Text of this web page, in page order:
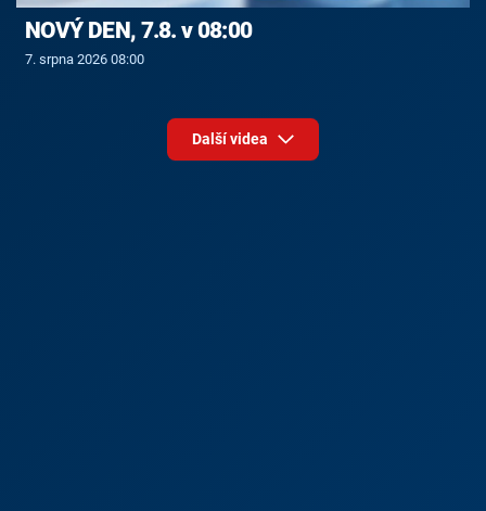
NOVÝ DEN, 7.8. v 08:00
7. srpna 2026 08:00
Další videa